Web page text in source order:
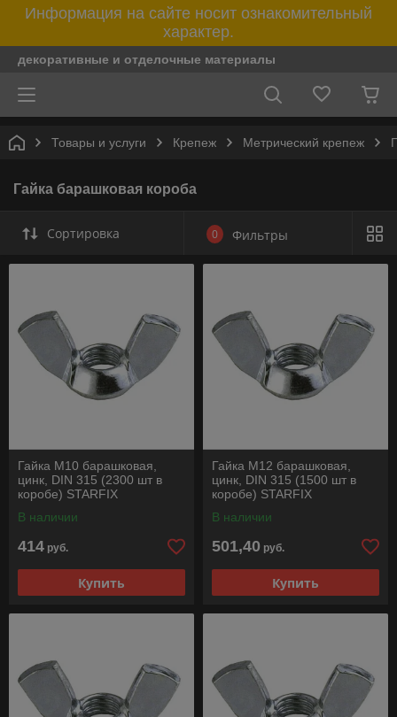
Информация на сайте носит ознакомительный
характер.
декоративные и отделочные материалы
Товары и услуги Крепеж Метрический крепеж
Гайка барашковая короба
Сортировка 0 Фильтры
Гайка М10 барашковая,
цинк, DIN 315 (2300 шт в
коробе) STARFIX
В наличии
414 руб.
Купить
Гайка М12 барашковая,
цинк, DIN 315 (1500 шт в
коробе) STARFIX
В наличии
501,40 руб.
Купить